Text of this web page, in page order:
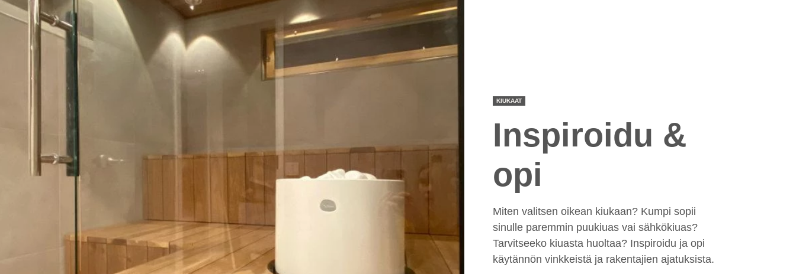
KIUKAAT
Inspiroidu &
opi
Miten valitsen oikean kiukaan? Kumpi sopii
sinulle paremmin puukiuas vai sähkökiuas?
Tarvitseeko kiuasta huoltaa? Inspiroidu ja opi
käytännön vinkkeistä ja rakentajien ajatuksista.